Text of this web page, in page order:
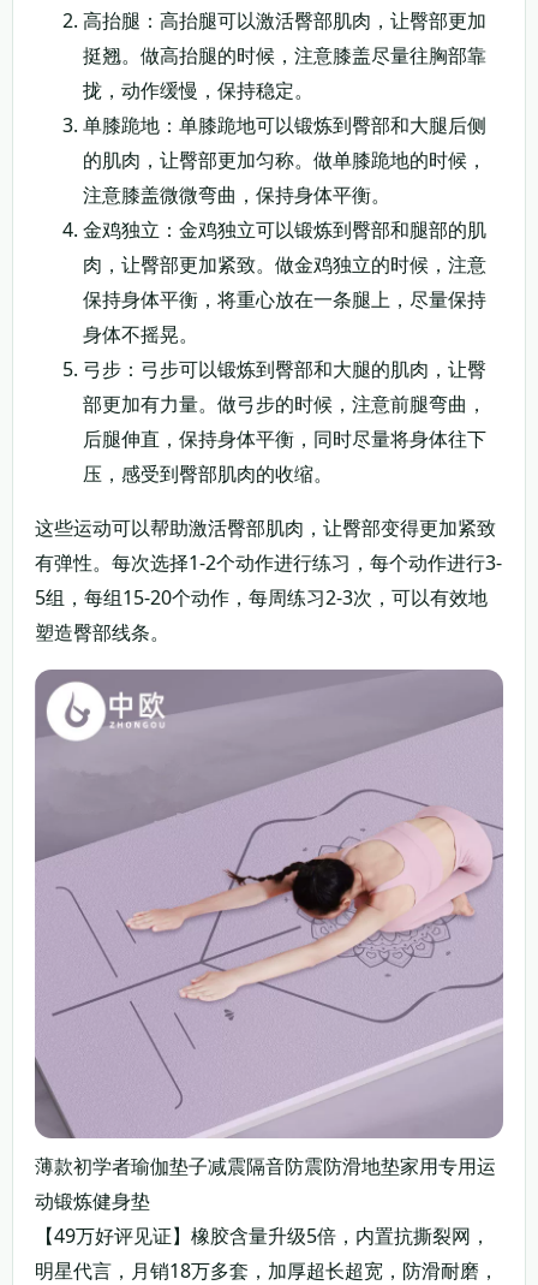
高抬腿：高抬腿可以激活臀部肌肉，让臀部更加
挺翘。做高抬腿的时候，注意膝盖尽量往胸部靠
拢，动作缓慢，保持稳定。
单膝跪地：单膝跪地可以锻炼到臀部和大腿后侧
的肌肉，让臀部更加匀称。做单膝跪地的时候，
注意膝盖微微弯曲，保持身体平衡。
金鸡独立：金鸡独立可以锻炼到臀部和腿部的肌
肉，让臀部更加紧致。做金鸡独立的时候，注意
保持身体平衡，将重心放在一条腿上，尽量保持
身体不摇晃。
弓步：弓步可以锻炼到臀部和大腿的肌肉，让臀
部更加有力量。做弓步的时候，注意前腿弯曲，
后腿伸直，保持身体平衡，同时尽量将身体往下
压，感受到臀部肌肉的收缩。
这些运动可以帮助激活臀部肌肉，让臀部变得更加紧致
有弹性。每次选择1-2个动作进行练习，每个动作进行3-
5组，每组15-20个动作，每周练习2-3次，可以有效地
塑造臀部线条。
薄款初学者瑜伽垫子减震隔音防震防滑地垫家用专用运
动锻炼健身垫
【49万好评见证】橡胶含量升级5倍，内置抗撕裂网，
明星代言，月销18万多套，加厚超长超宽，防滑耐磨，